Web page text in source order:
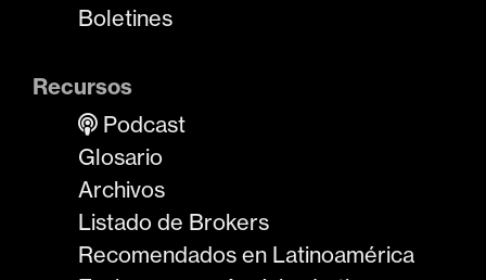
Boletines
Recursos
Podcast
Glosario
Archivos
Listado de Brokers
Recomendados en Latinoamérica